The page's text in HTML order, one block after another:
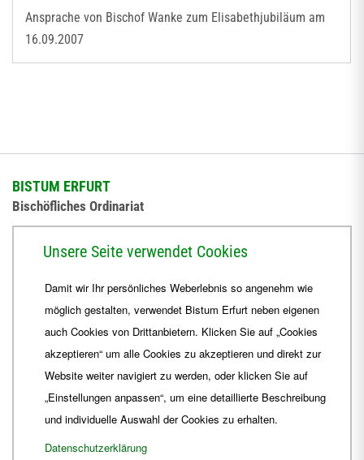
Ansprache von Bischof Wanke zum Elisabethjubiläum am
16.09.2007
BISTUM ERFURT
Bischöfliches Ordinariat
+49 361 6572-444
ordinariat Bistum-Erfurt.de
Unsere Seite verwendet Cookies
Damit wir Ihr persönliches Weberlebnis so angenehm wie
möglich gestalten, verwendet Bistum Erfurt neben eigenen
auch Cookies von Drittanbietern. Klicken Sie auf „Cookies
akzeptieren“ um alle Cookies zu akzeptieren und direkt zur
Website weiter navigiert zu werden, oder klicken Sie auf
„Einstellungen anpassen“, um eine detaillierte Beschreibung
und individuelle Auswahl der Cookies zu erhalten.
Datenschutzerklärung